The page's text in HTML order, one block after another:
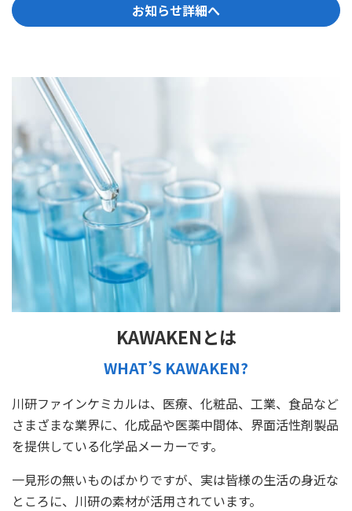
お知らせ詳細へ
KAWAKENとは
WHAT’S KAWAKEN?
川研ファインケミカルは、医療、化粧品、工業、食品など
さまざまな業界に、化成品や医薬中間体、界面活性剤製品
を提供している化学品メーカーです。
一見形の無いものばかりですが、実は皆様の生活の身近な
ところに、川研の素材が活用されています。